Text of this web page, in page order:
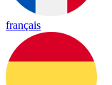
français